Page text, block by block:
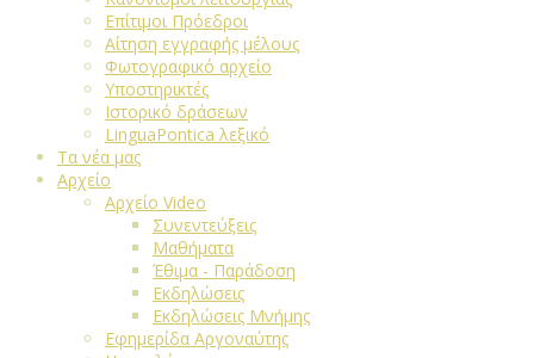
Επίτιμοι Πρόεδροι
Αίτηση εγγραφής μέλους
Φωτογραφικό αρχείο
Υποστηρικτές
Ιστορικό δράσεων
LinguaPontica λεξικό
Τα νέα μας
Αρχείο
Αρχείο Video
Συνεντεύξεις
Μαθήματα
Έθιμα - Παράδοση
Εκδηλώσεις
Εκδηλώσεις Μνήμης
Εφημερίδα Αργοναύτης